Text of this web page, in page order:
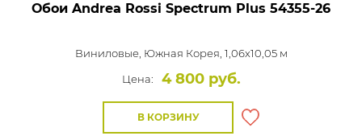
Обои Andrea Rossi Spectrum Plus 54355-26
Виниловые, Южная Корея, 1,06x10,05 м
Цена:
4 800 руб.
В КОРЗИНУ